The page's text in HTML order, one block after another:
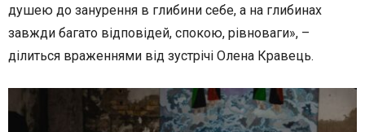
душею до занурення в глибини себе, а на глибинах
завжди багато відповідей, спокою, рівноваги», –
ділиться враженнями від зустрічі Олена Кравець.